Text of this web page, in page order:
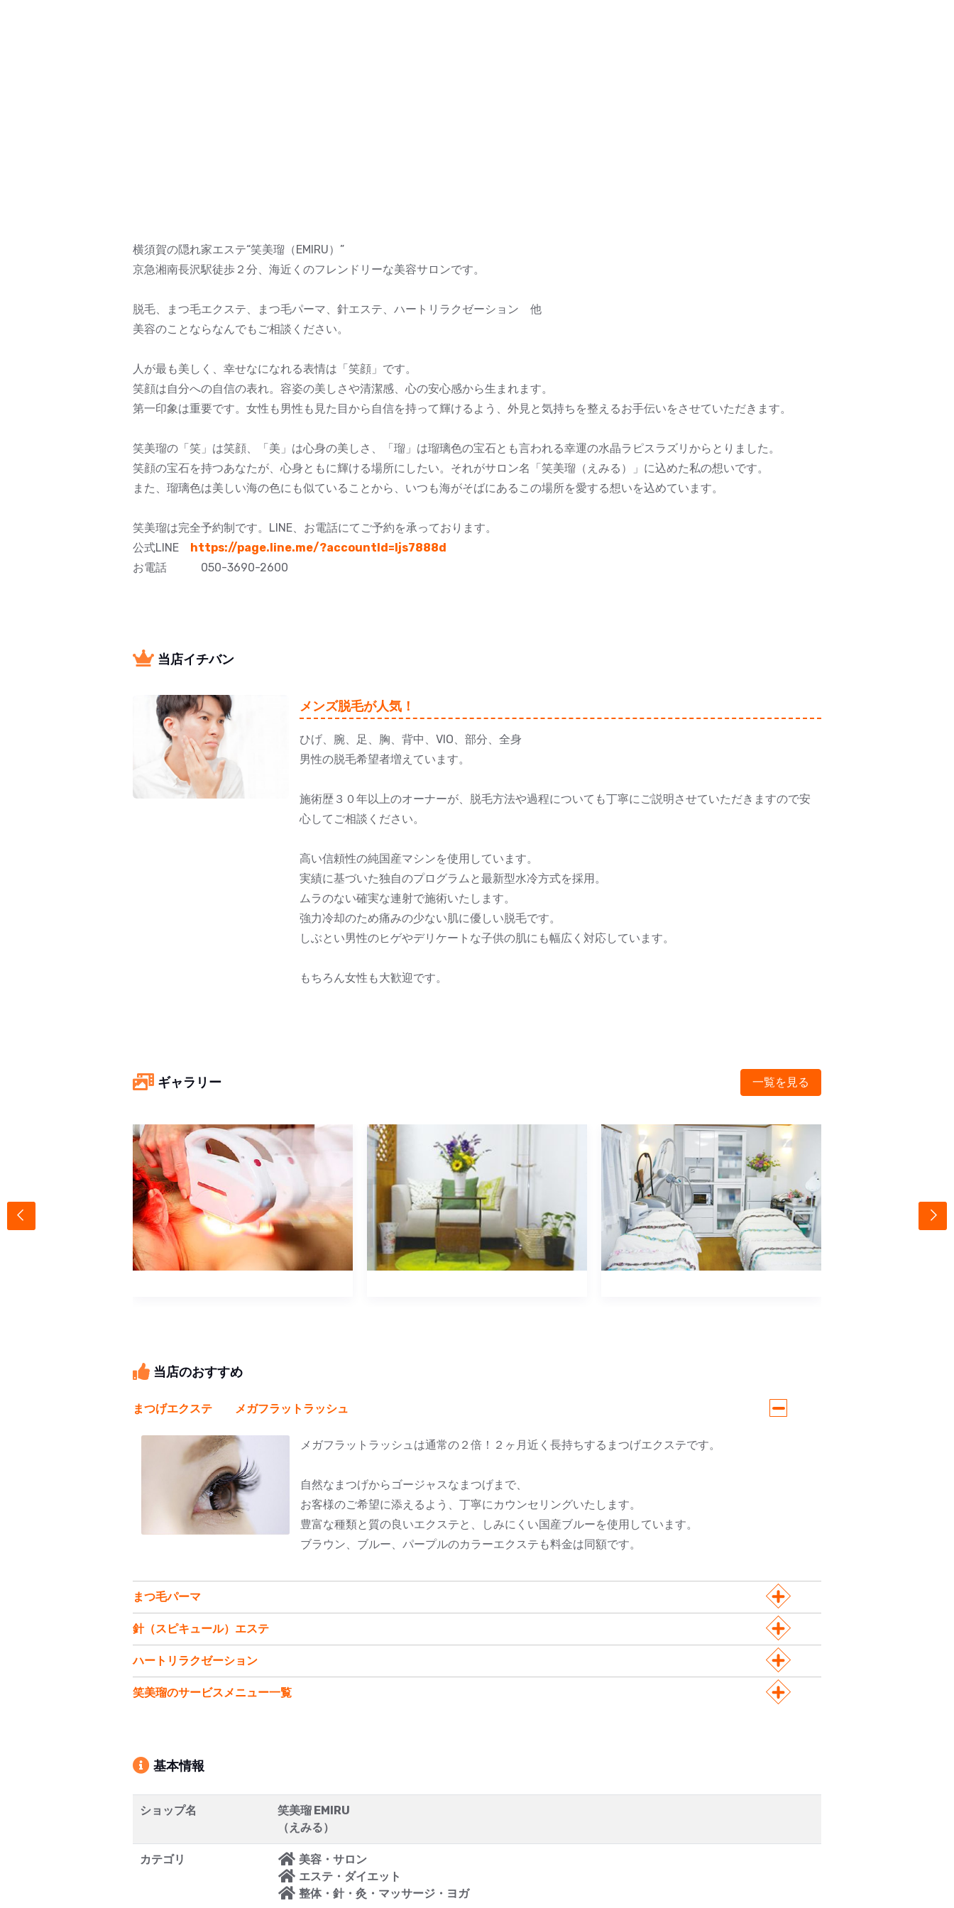
横須賀の隠れ家エステ“笑美瑠（EMIRU）”
京急湘南長沢駅徒歩２分、海近くのフレンドリーな美容サロンです。
脱毛、まつ毛エクステ、まつ毛パーマ、針エステ、ハートリラクゼーション 他
美容のことならなんでもご相談ください。
人が最も美しく、幸せなになれる表情は「笑顔」です。
笑顔は自分への自信の表れ。容姿の美しさや清潔感、心の安心感から生まれます。
第一印象は重要です。女性も男性も見た目から自信を持って輝けるよう、外見と気持ちを整えるお手伝いをさせていただきます。
笑美瑠の「笑」は笑顔、「美」は心身の美しさ、「瑠」は瑠璃色の宝石とも言われる幸運の水晶ラピスラズリからとりました。
笑顔の宝石を持つあなたが、心身ともに輝ける場所にしたい。それがサロン名「笑美瑠（えみる）」に込めた私の想いです。
また、瑠璃色は美しい海の色にも似ていることから、いつも海がそばにあるこの場所を愛する想いを込めています。
笑美瑠は完全予約制です。LINE、お電話にてご予約を承っております。
公式LINE https://page.line.me/?accountId=ljs7888d
お電話 050-3690-2600
当店イチバン
メンズ脱毛が人気！
ひげ、腕、足、胸、背中、VIO、部分、全身
男性の脱毛希望者増えています。
施術歴３０年以上のオーナーが、脱毛方法や過程についても丁寧にご説明させていただきますので安
心してご相談ください。
高い信頼性の純国産マシンを使用しています。
実績に基づいた独自のプログラムと最新型水冷方式を採用。
ムラのない確実な連射で施術いたします。
強力冷却のため痛みの少ない肌に優しい脱毛です。
しぶとい男性のヒゲやデリケートな子供の肌にも幅広く対応しています。
もちろん女性も大歓迎です。
ギャラリー 一覧を見る
当店のおすすめ
まつげエクステ メガフラットラッシュ
メガフラットラッシュは通常の２倍！２ヶ月近く長持ちするまつげエクステです。
自然なまつげからゴージャスなまつげまで、
お客様のご希望に添えるよう、丁寧にカウンセリングいたします。
豊富な種類と質の良いエクステと、しみにくい国産ブルーを使用しています。
ブラウン、ブルー、パープルのカラーエクステも料金は同額です。
まつ毛パーマ
針（スピキュール）エステ
ハートリラクゼーション
笑美瑠のサービスメニュー一覧
基本情報
ショップ名
笑美瑠 EMIRU
（えみる）
カテゴリ
美容・サロン
エステ・ダイエット
整体・針・灸・マッサージ・ヨガ